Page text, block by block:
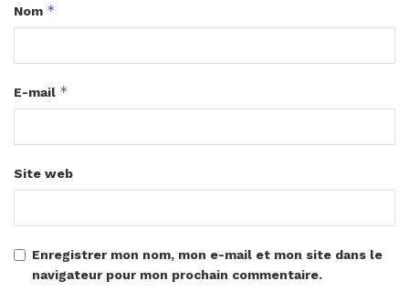
Nom *
E-mail *
Site web
Enregistrer mon nom, mon e-mail et mon site dans le
navigateur pour mon prochain commentaire.